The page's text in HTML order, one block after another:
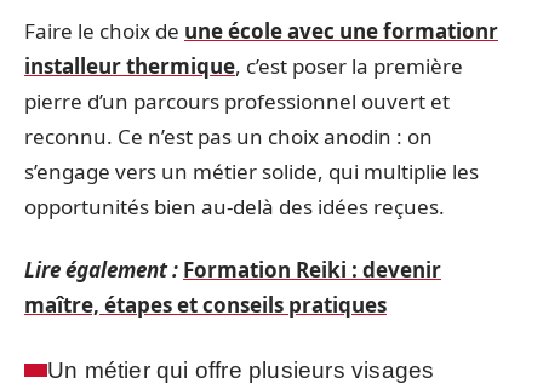
Faire le choix de une école avec une formationr
installeur thermique, c’est poser la première
pierre d’un parcours professionnel ouvert et
reconnu. Ce n’est pas un choix anodin : on
s’engage vers un métier solide, qui multiplie les
opportunités bien au-delà des idées reçues.
Lire également : Formation Reiki : devenir
maître, étapes et conseils pratiques
Un métier qui offre plusieurs visages